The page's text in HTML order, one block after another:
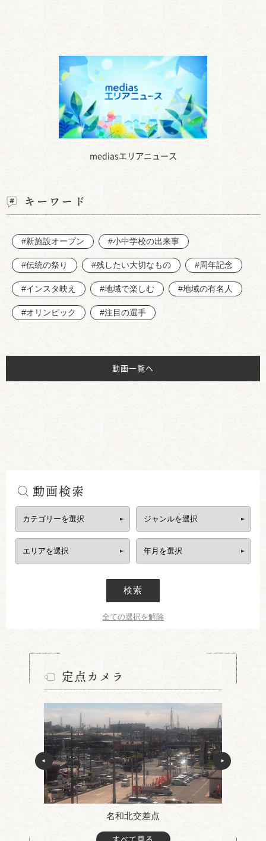
mediasエリアニュース
キーワード
#新施設オープン #小中学校の出来事
#伝統の祭り #残したい大切なもの #周年記念
#インスタ映え #地域で楽しむ #地域の有名人
#オリンピック #注目の選手
動画一覧へ
動画検索
検索
全ての選択を解除
定点カメラ
名和北交差点
すべて見る